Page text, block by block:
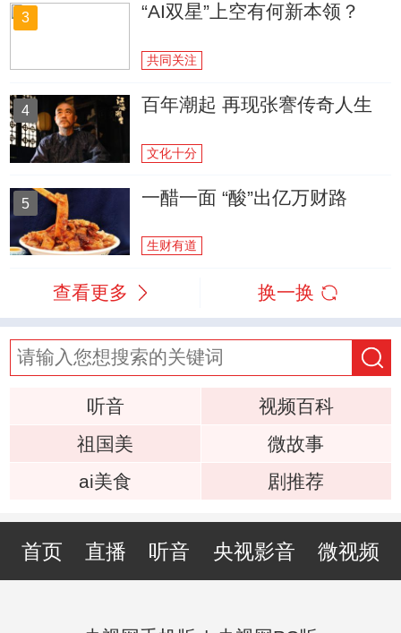
3 “AI双星”上空有何新本领？
共同关注
4 百年潮起 再现张謇传奇人生
文化十分
5 一醋一面 “酸”出亿万财路
生财有道
查看更多 换一换
听音
视频百科
祖国美
微故事
ai美食
剧推荐
首页 直播 听音 央视影音 微视频